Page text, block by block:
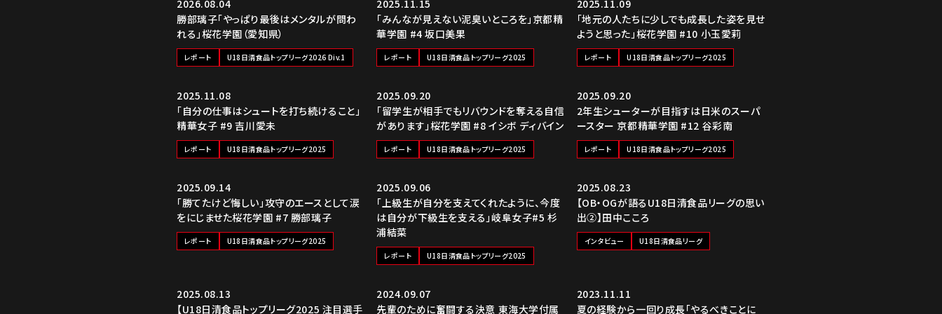
2026.08.04
勝部璃子「やっぱり最後はメンタルが問わ
れる」桜花学園（愛知県）
レポート U18日清食品トップリーグ2026 Div.1
2025.11.15
「みんなが見えない泥臭いところを」京都精
華学園 #4 坂口美果
レポート U18日清食品トップリーグ2025
2025.11.09
「地元の人たちに少しでも成長した姿を見せ
ようと思った」桜花学園 #10 小玉愛莉
レポート U18日清食品トップリーグ2025
2025.11.08
「自分の仕事はシュートを打ち続けること」
精華女子 #9 吉川愛未
レポート U18日清食品トップリーグ2025
2025.09.20
「留学生が相手でもリバウンドを奪える自信
があります」桜花学園 #8 イシボ ディバイン
レポート U18日清食品トップリーグ2025
2025.09.20
2年生シューターが目指すは日米のスーパ
ースター 京都精華学園 #12 谷彩南
レポート U18日清食品トップリーグ2025
2025.09.14
「勝てたけど悔しい」攻守のエースとして涙
をにじませた桜花学園 #7 勝部璃子
レポート U18日清食品トップリーグ2025
2025.09.06
「上級生が自分を支えてくれたように、今度
は自分が下級生を支える」岐阜女子#5 杉
浦結菜
レポート U18日清食品トップリーグ2025
2025.08.23
【OB・OGが語るU18日清食品リーグの思い
出②】田中こころ
インタビュー U18日清食品リーグ
2025.08.13
【U18日清食品トップリーグ2025 注目選手
2024.09.07
先輩のために奮闘する決意 東海大学付属
2023.11.11
夏の経験から一回り成長「やるべきことに